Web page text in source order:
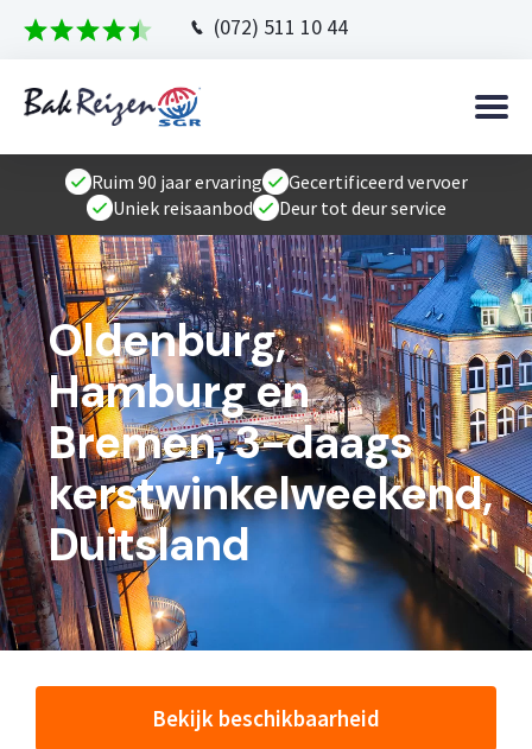
(072) 511 10 44
Ruim 90 jaar ervaring
Gecertificeerd vervoer
Uniek reisaanbod
Deur tot deur service
Oldenburg,
Hamburg en
Bremen, 3-daags
kerstwinkelweekend,
Duitsland
Bekijk beschikbaarheid